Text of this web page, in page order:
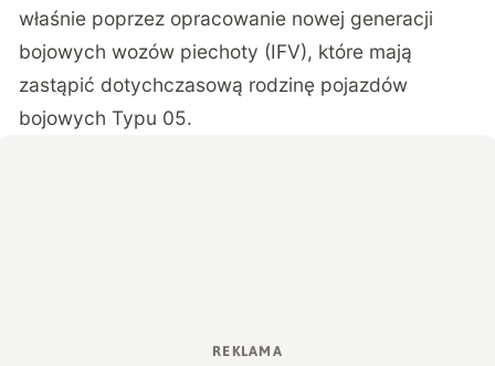
właśnie poprzez opracowanie nowej generacji
bojowych wozów piechoty (IFV), które mają
zastąpić dotychczasową rodzinę pojazdów
bojowych Typu 05.